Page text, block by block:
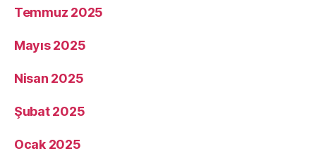
Temmuz 2025
Mayıs 2025
Nisan 2025
Şubat 2025
Ocak 2025